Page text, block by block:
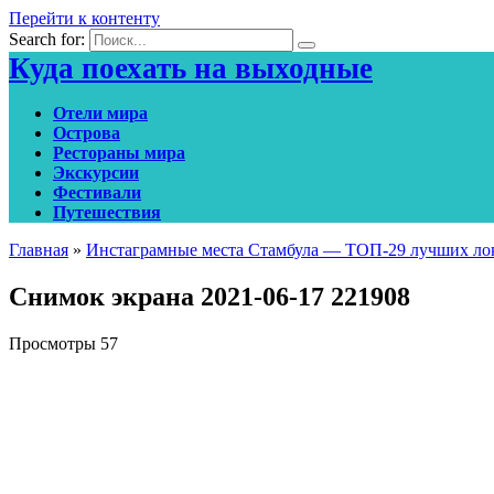
Перейти к контенту
Search for:
Куда поехать на выходные
Отели мира
Острова
Рестораны мира
Экскурсии
Фестивали
Путешествия
Главная » Инстаграмные места Стамбула — ТОП-29 лучших
Снимок экрана 2021-06-17 221908
Просмотры 57